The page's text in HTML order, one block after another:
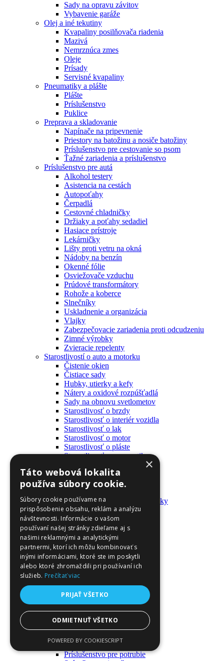
Sady na opravu závitov
Vybavenie garáže
Olej a iné tekutiny
Kvapaliny posilňovača riadenia
Mazivá
Nemrznúca zmes
Oleje
Prísady
Servisné kvapaliny
Pneumatiky a plášte
Plášte
Príslušenstvo
Puklice
Preprava a skladovanie
Napínače na pripevnenie
Priestory na batožinu a nosiče batožiny
Príslušenstvo pre cestovanie so psom
Ťažné zariadenia a príslušenstvo
Príslušenstvo pre autá
Alkohol testery
Asistencia na cestách
Autopoťahy
Čerpadlá
Cestovné chladničky
Držiaky a poťahy sedadiel
Hasiace prístroje
Lekárničky
Lišty proti vetru na okná
Nádoby na benzín
Okenné fólie
Osviežovače vzduchu
Prúdové transformátory
Rohože a koberce
Slnečníky
Uskladnenie a organizácia
Vlajky
Zabezpečovacie zariadenia proti odcudzeniu
Zimné výrobky
Zvieracie repelenty
Starostlivostí o auto a motorku
Čistenie okien
Čistiace sady
Hubky, utierky a kefy
Nátery a oxidové rozpúšťadlá
Sady na obnovu svetlometov
Starostlivosť o brzdy
Starostlivosť o interiér vozidla
Starostlivosť o lak
Starostlivosť o motor
Starostlivosť o pláste
Starostlivosť o pneumatiky
Batohy a tašky
Kľúčenky
Oblečenie
Zmývateľné tetovačky a nálepky
Domáci majster a nástroje
Elektrické zapojenie
Časové spínače
Diferenciálne spínače
Domové zvončeky
Elektrické káble
Káble
Káblové navijáky
Monitory napájania
Nástenné dosky a rámy
Nástroje a ovládače
Podávače
Príruby
Príslušenstvo pre potrubie
×
Táto webová lokalita
používa súbory cookie.
Súbory cookie používame na
prispôsobenie obsahu, reklám a analýzu
návštevnosti. Informácie o vašom
používaní našej stránky zdieľame aj s
našimi reklamnými a analytickými
partnermi, ktorí ich môžu kombinovať s
inými informáciami, ktoré ste im poskytli
alebo ktoré zhromaždili pri používaní ich
služieb. Prečítať viac
PRIJAŤ VŠETKO
ODMIETNUŤ VŠETKO
POWERED BY COOKIESCRIPT